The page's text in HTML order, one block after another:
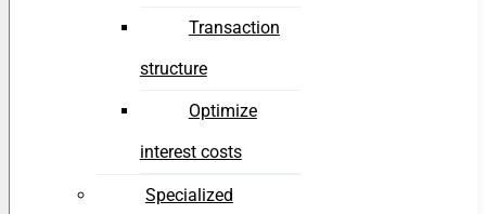
Transaction
structure
Optimize
interest costs
Specialized